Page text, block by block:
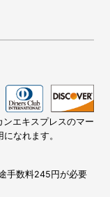
エキスプレスのマー
なれます。
手数料245円が必要